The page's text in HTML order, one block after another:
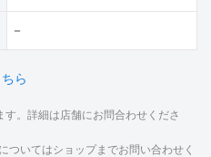
－
ら
。詳細は店舗にお問合わせくださ
いてはショップまでお問い合わせく